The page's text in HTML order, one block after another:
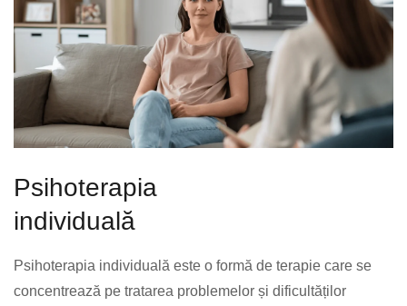
Psihoterapia
individuală
Psihoterapia individuală este o formă de terapie care se
concentrează pe tratarea problemelor și dificultăților